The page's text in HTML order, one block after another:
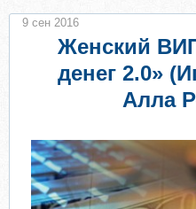
Женский
денег 2.0»
Алла
9 сен 2016